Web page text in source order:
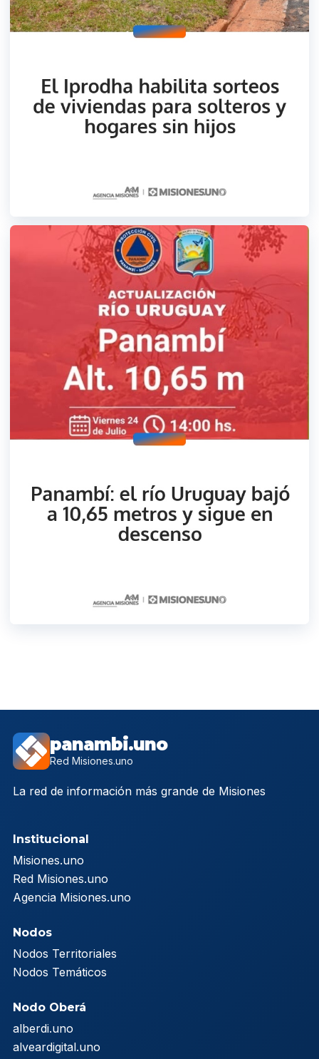
panambi.uno
Red Misiones.uno
La red de información más grande de Misiones
Institucional
Misiones.uno
Red Misiones.uno
Agencia Misiones.uno
Nodos
Nodos Territoriales
Nodos Temáticos
Nodo Oberá
alberdi.uno
alveardigital.uno